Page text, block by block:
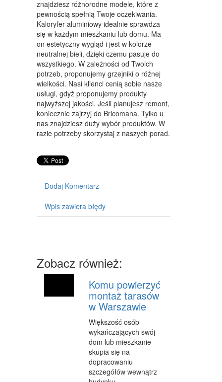
ELEKTRONIKA, RTV, AGD
ART. DLA ZWIERZĄT
OGRÓD, ROŚLINY
CHEMIA
ART. SPOŻYWCZE
MATERIAŁY EKSPLOATACYJNE
INNE SKLEPY
NARZĘDZIA
PRZEMYSŁ METALOWY
CZĘŚCI SAMOCHODOWE
USŁUGI MOTORYZACYJNE
PUBLIC RELATIONS
AGENCJE REKLAMOWE
MATERIAŁY REKLAMOWE
znajdziesz różnorodne modele, które z
pewnością spełnią Twoje oczekiwania.
Kaloryfer aluminiowy idealnie sprawdza
się w każdym mieszkaniu lub domu. Ma
on estetyczny wygląd i jest w kolorze
neutralnej bieli, dzięki czemu pasuje do
wszystkiego. W zależności od Twoich
potrzeb, proponujemy grzejniki o różnej
wielkości. Nasi klienci cenią sobie nasze
usługi, gdyż proponujemy produkty
najwyższej jakości. Jeśli planujesz remont,
koniecznie zajrzyj do Bricomana. Tylko u
nas znajdziesz duży wybór produktów. W
razie potrzeby skorzystaj z naszych porad.
Dodaj Komentarz
Wpis zawiera błędy
Zobacz również:
Komu powierzyć
montaż tarasów
w Warszawie
Większość osób
wykańczających swój
dom lub mieszkanie
skupia się na
dopracowaniu
szczegółów wewnątrz